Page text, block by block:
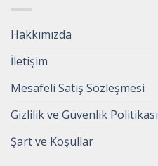
Hakkımızda
İletişim
Mesafeli Satış Sözleşmesi
Gizlilik ve Güvenlik Politikası
Şart ve Koşullar